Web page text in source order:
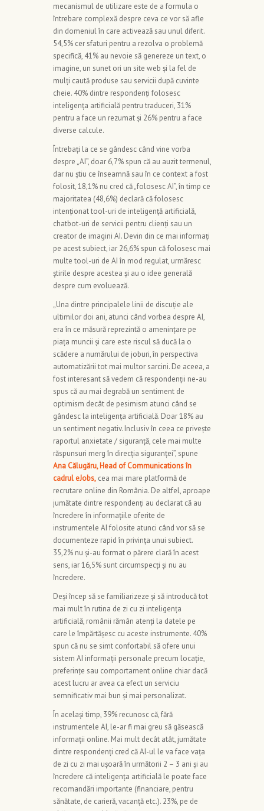
mecanismul de utilizare este de a formula o
întrebare complexă despre ceva ce vor să afle
din domeniul în care activează sau unul diferit.
54,5% cer sfaturi pentru a rezolva o problemă
specifică, 41% au nevoie să genereze un text, o
imagine, un sunet ori un site web și la fel de
mulți caută produse sau servicii după cuvinte
cheie. 40% dintre respondenți folosesc
inteligența artificială pentru traduceri, 31%
pentru a face un rezumat și 26% pentru a face
diverse calcule.
Întrebați la ce se gândesc când vine vorba
despre „AI”, doar 6,7% spun că au auzit termenul,
dar nu știu ce înseamnă sau în ce context a fost
folosit, 18,1% nu cred că „folosesc AI”, în timp ce
majoritatea (48,6%) declară că folosesc
intenționat tool-uri de inteligență artificială,
chatbot-uri de servicii pentru clienți sau un
creator de imagini AI. Devin din ce mai informați
pe acest subiect, iar 26,6% spun că folosesc mai
multe tool-uri de AI în mod regulat, urmăresc
știrile despre acestea și au o idee generală
despre cum evoluează.
„Una dintre principalele linii de discuție ale
ultimilor doi ani, atunci când vorbea despre AI,
era în ce măsură reprezintă o amenințare pe
piața muncii și care este riscul să ducă la o
scădere a numărului de joburi, în perspectiva
automatizării tot mai multor sarcini. De aceea, a
fost interesant să vedem că respondenții ne-au
spus că au mai degrabă un sentiment de
optimism decât de pesimism atunci când se
gândesc la inteligența artificială. Doar 18% au
un sentiment negativ. Inclusiv în ceea ce privește
raportul anxietate / siguranță, cele mai multe
răspunsuri merg în direcția siguranței”, spune
Ana Călugăru, Head of Communications în
cadrul eJobs, cea mai mare platformă de
recrutare online din România. De altfel, aproape
jumătate dintre respondenți au declarat că au
încredere în informațiile oferite de
instrumentele AI folosite atunci când vor să se
documenteze rapid în privința unui subiect.
35,2% nu și-au format o părere clară în acest
sens, iar 16,5% sunt circumspecți și nu au
încredere.
Deși încep să se familiarizeze și să introducă tot
mai mult în rutina de zi cu zi inteligența
artificială, românii rămân atenți la datele pe
care le împărtășesc cu aceste instrumente. 40%
spun că nu se simt confortabil să ofere unui
sistem AI informații personale precum locație,
preferințe sau comportament online chiar dacă
acest lucru ar avea ca efect un serviciu
semnificativ mai bun și mai personalizat.
În același timp, 39% recunosc că, fără
instrumentele AI, le-ar fi mai greu să găsească
informații online. Mai mult decât atât, jumătate
dintre respondenți cred că AI-ul le va face vața
de zi cu zi mai ușoară în următorii 2 – 3 ani și au
încredere că inteligența artificială le poate face
recomandări importante (financiare, pentru
sănătate, de carieră, vacanță etc.). 23%, pe de